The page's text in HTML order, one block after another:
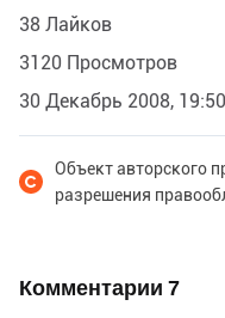
38 Лайков
3120 Просмотров
30 Декабрь 2008, 19:50
Объект авторского
разрешения
Комментарии 7